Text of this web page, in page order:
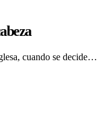
cuando se decide…